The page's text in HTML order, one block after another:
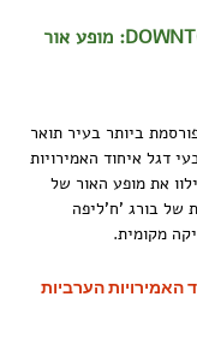
פעילויות דובאי DOWNTOWN: מופע אור
ביותר בעיר תואר
דגל איחוד האמירויות
את מופע האור של
של בורג 'ח'ליפה
מקומית.
האמירויות הערביות